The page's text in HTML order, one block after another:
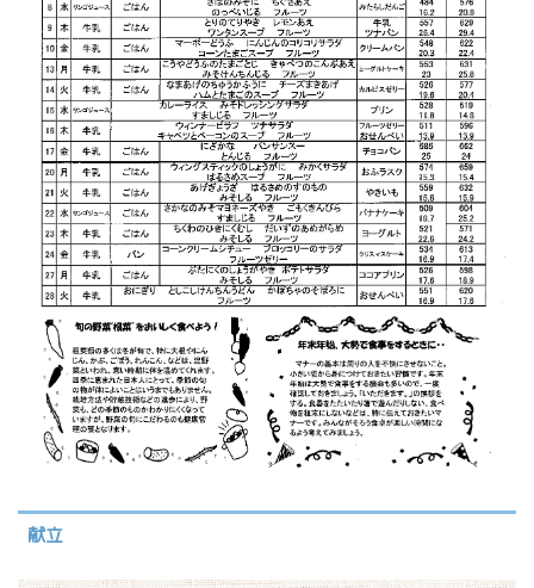
献立